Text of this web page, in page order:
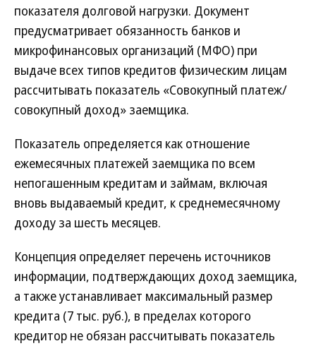
показателя долговой нагрузки. Документ
предусматривает обязанность банков и
микрофинансовых организаций (МФО) при
выдаче всех типов кредитов физическим лицам
рассчитывать показатель «Совокупный платеж/
совокупный доход» заемщика.
Показатель определяется как отношение
ежемесячных платежей заемщика по всем
непогашенным кредитам и займам, включая
вновь выдаваемый кредит, к среднемесячному
доходу за шесть месяцев.
Концепция определяет перечень источников
информации, подтверждающих доход заемщика,
а также устанавливает максимальный размер
кредита (7 тыс. руб.), в пределах которого
кредитор не обязан рассчитывать показатель